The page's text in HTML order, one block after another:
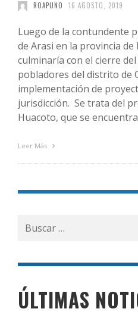
ROAPUNO 16 AGOSTO, 2019
Luego de la contundente
de Arasi en la provincia
culminaría con el cierre
pobladores del distrito de
implementación de
jurisdicción. Se trata del
Huacoto, que se
Leer Más
Buscar
por:
ÚLTIMAS